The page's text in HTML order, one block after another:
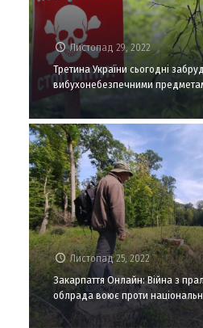
Листопад 29, 2022
Третина України сьогодні
вибухонебезпечними
Листопад 25, 2022
Закарпаття Онлайн: Війна з
облрада воює проти